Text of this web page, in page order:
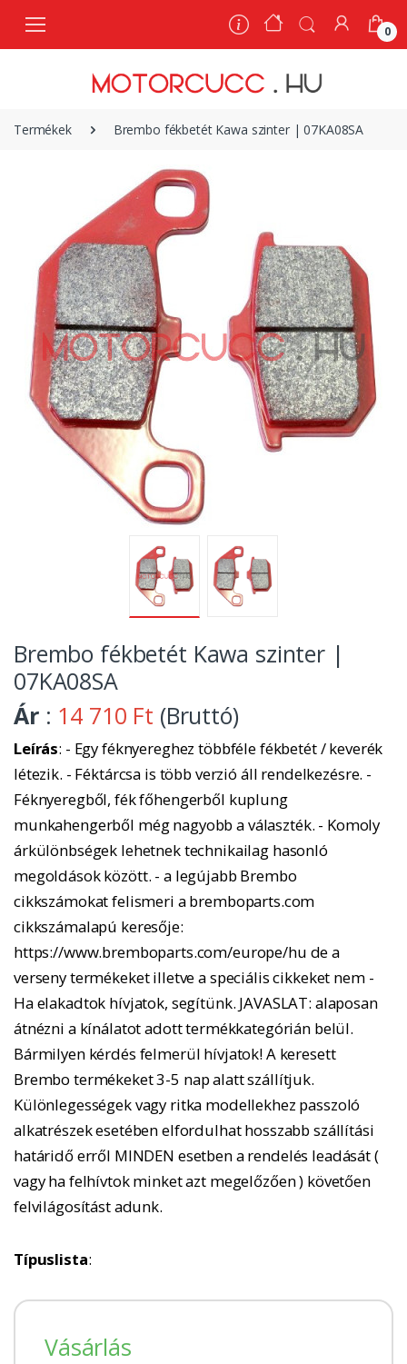
0
Termékek Brembo fékbetét Kawa szinter | 07KA08SA
Brembo fékbetét Kawa szinter |
07KA08SA
Ár : 14 710 Ft (Bruttó)
Leírás: - Egy féknyereghez többféle fékbetét / keverék
létezik. - Féktárcsa is több verzió áll rendelkezésre. -
Féknyeregből, fék főhengerből kuplung
munkahengerből még nagyobb a választék. - Komoly
árkülönbségek lehetnek technikailag hasonló
megoldások között. - a legújabb Brembo
cikkszámokat felismeri a bremboparts.com
cikkszámalapú keresője:
https://www.bremboparts.com/europe/hu de a
verseny termékeket illetve a speciális cikkeket nem -
Ha elakadtok hívjatok, segítünk. JAVASLAT: alaposan
átnézni a kínálatot adott termékkategórián belül.
Bármilyen kérdés felmerül hívjatok! A keresett
Brembo termékeket 3-5 nap alatt szállítjuk.
Különlegességek vagy ritka modellekhez passzoló
alkatrészek esetében elfordulhat hosszabb szállítási
határidő erről MINDEN esetben a rendelés leadását (
vagy ha felhívtok minket azt megelőzően ) követően
felvilágosítást adunk.
Típuslista:
Vásárlás
0